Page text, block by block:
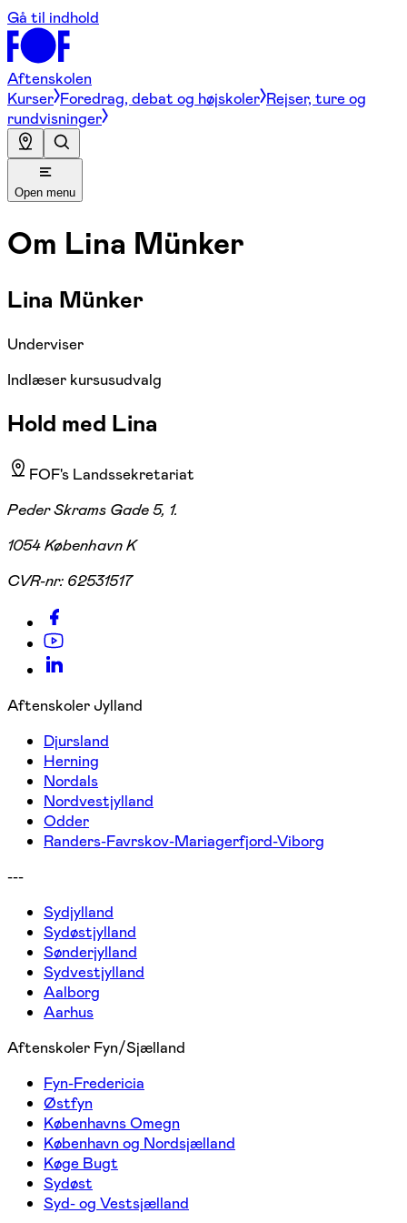
Gå til indhold
Aftenskolen
Kurser Foredrag, debat og højskoler Rejser, ture og
rundvisninger
Open menu
Om Lina Münker
Lina Münker
Underviser
Indlæser kursusudvalg
Hold med Lina
FOF's Landssekretariat
Peder Skrams Gade 5, 1.
1054 København K
CVR-nr: 62531517
Aftenskoler Jylland
Djursland
Herning
Nordals
Nordvestjylland
Odder
Randers-Favrskov-Mariagerfjord-Viborg
---
Sydjylland
Sydøstjylland
Sønderjylland
Sydvestjylland
Aalborg
Aarhus
Aftenskoler Fyn/Sjælland
Fyn-Fredericia
Østfyn
Københavns Omegn
København og Nordsjælland
Køge Bugt
Sydøst
Syd- og Vestsjælland